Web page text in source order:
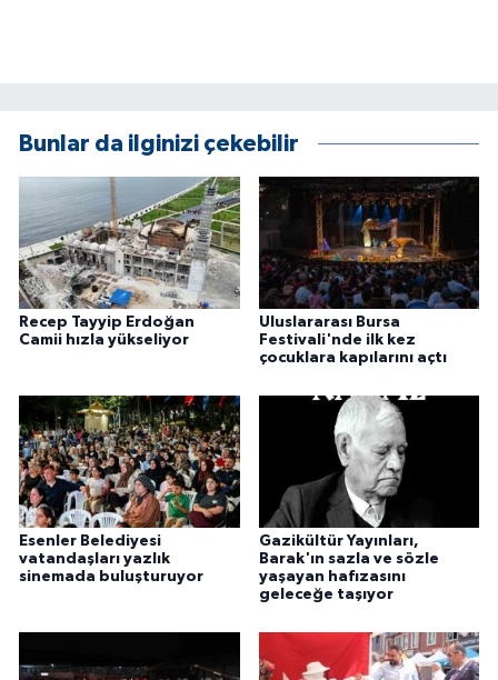
Bunlar da ilginizi çekebilir
Recep Tayyip Erdoğan
Camii hızla yükseliyor
Uluslararası Bursa
Festivali'nde ilk kez
çocuklara kapılarını açtı
Esenler Belediyesi
vatandaşları yazlık
sinemada buluşturuyor
Gazikültür Yayınları,
Barak'ın sazla ve sözle
yaşayan hafızasını
geleceğe taşıyor